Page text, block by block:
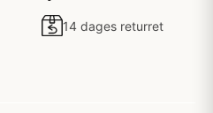
14 dages returret